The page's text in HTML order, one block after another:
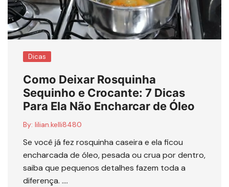
Dicas
Como Deixar Rosquinha
Sequinho e Crocante: 7 Dicas
Para Ela Não Encharcar de Óleo
By: lilian.kelli8480
Se você já fez rosquinha caseira e ela ficou
encharcada de óleo, pesada ou crua por dentro,
saiba que pequenos detalhes fazem toda a
diferença. ….